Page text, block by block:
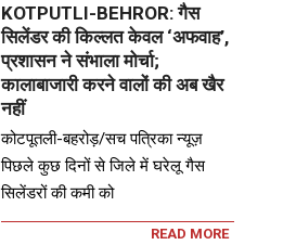
KOTPUTLI-BEHROR: गैस
सिलेंडर की किल्लत केवल ‘अफवाह’,
प्रशासन ने संभाला मोर्चा;
कालाबाजारी करने वालों की अब खैर
नहीं
कोटपूतली-बहरोड़/सच पत्रिका न्यूज़
पिछले कुछ दिनों से जिले में घरेलू गैस
सिलेंडरों की कमी को
READ MORE